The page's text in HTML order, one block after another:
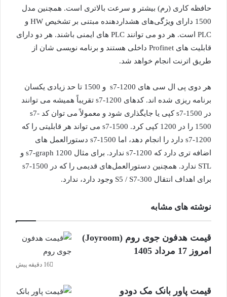
حافظه کاری (رم) بیشتر و سرعت بالاتری است. همچنین مدل
1500 دارای ویژگی‌های هشداردهنده مبتنی بر تشخیص HW و
PLC است. هر دو می توانند PLC های ایمنی باشند. هر دو دارای
قابلیت های Profinet داخلی هستند و برنامه نویسی شان از
طریق اترنت انجام خواهد شد.
هر دوی پی ال سی های s7-1200 و 1500 تا حد زیادی یکسان
برنامه ریزی شده اند. کدهای s7-1200 تقریباً همیشه می توانند
در s7-1500 کپی یا جایگذاری شود و معمولاً می توان کد s7-
1500 را در 1200 کپی کرد. s7-1500 می تواند هر قابلیتی را که
s7-1200 دارد را انجام دهد، اما s7-1500 دستورالعمل های
اضافه تری دارد که s7-1200 ندارد. برای مثال 1200 s7-graph و
STL ندارد. همچنین دستورالعمل‌های قدیمی را که در s7-1500
برای اهداف انتقال S5 / S7-300 وجود دارد، ندارد.
نوشته های مشابه
قیمت هدفون جوی روم (Joyroom)
امروز 17 مرداد 1405
16 دقیقه پیش
قیمت پاور بانک مک دودو